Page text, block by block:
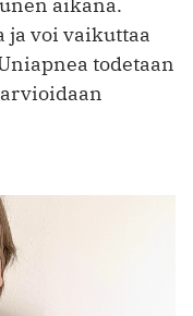
ja voi vaikuttaa
todetaan